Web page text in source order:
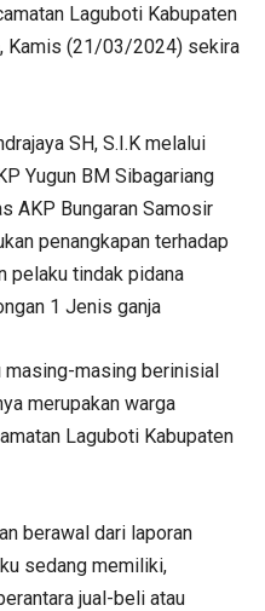
Laguboti Kabupaten
Kamis (21/03/2024) sekira
SH, S.I.K melalui
Yugun BM Sibagariang
AKP Bungaran Samosir
penangkapan terhadap
pelaku tindak pidana
1 Jenis ganja
masing-masing berinisial
merupakan warga
Laguboti Kabupaten
berawal dari laporan
sedang memiliki,
jual-beli atau